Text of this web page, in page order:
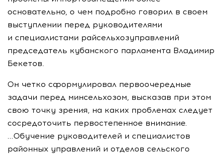
основательно, о чем подробно говорил в своем
выступлении перед руководителями
и специалистами райсельхозуправлений
председатель кубанского парламента Владимир
Бекетов.
Он четко сформулировал первоочередные
задачи перед минсельхозом, высказав при этом
свою точку зрения, на каких проблемах следует
сосредоточить первостепенное внимание.
...Обучение руководителей и специалистов
районных управлений и отделов сельского